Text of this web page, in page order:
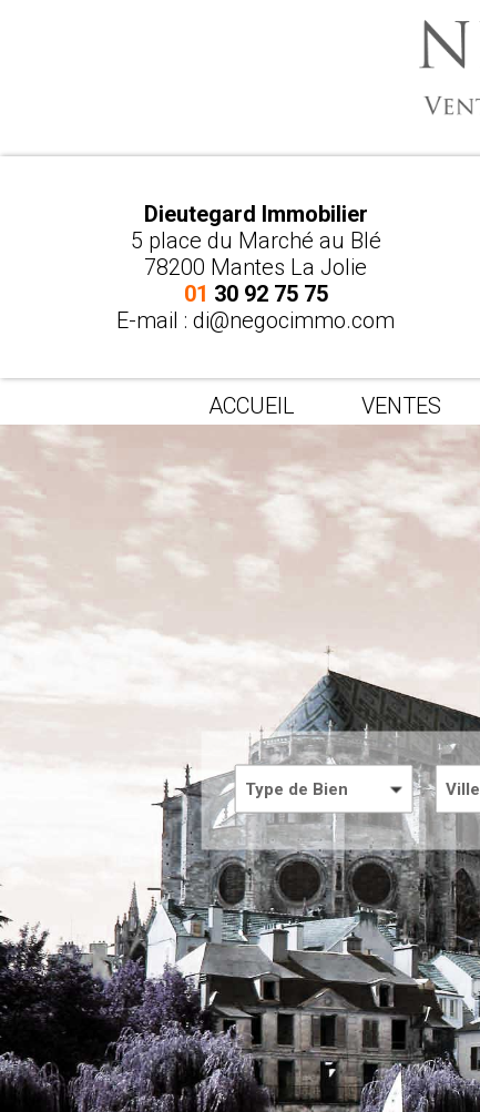
Dieutegard Immobilier
5 place du Marché au Blé
78200 Mantes La Jolie
01 30 92 75 75
E-mail :di@negocimmo.com
ACCUEIL VENTES
Type de Bien Ville